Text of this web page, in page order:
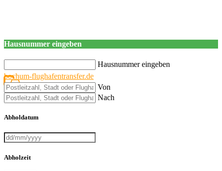
Hausnummer eingeben
Hausnummer eingeben
bochum-flughafentransfer.de
Von
Nach
Abholdatum
Abholzeit